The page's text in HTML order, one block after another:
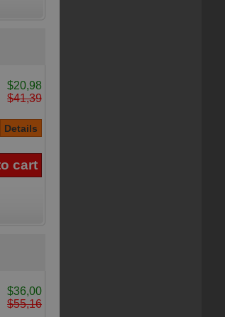
$20,98
$41,39
$36,00
$55,16